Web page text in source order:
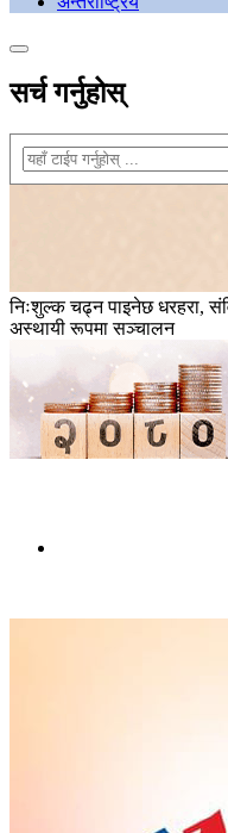
सर्च गर्नुहोस्
निःशुल्क चढ्न पाइनेछ धरहरा,
अस्थायी रूपमा सञ्चालन